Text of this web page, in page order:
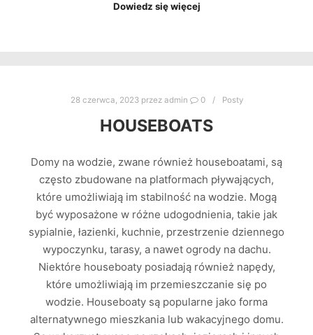
Dowiedz się więcej
28 czerwca, 2023przez admin 0 Posty
HOUSEBOATS
Domy na wodzie, zwane również houseboatami, są
często zbudowane na platformach pływających,
które umożliwiają im stabilność na wodzie. Mogą
być wyposażone w różne udogodnienia, takie jak
sypialnie, łazienki, kuchnie, przestrzenie dziennego
wypoczynku, tarasy, a nawet ogrody na dachu.
Niektóre houseboaty posiadają również napędy,
które umożliwiają im przemieszczanie się po
wodzie. Houseboaty są popularne jako forma
alternatywnego mieszkania lub wakacyjnego domu.